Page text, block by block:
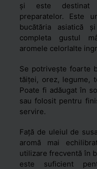
și este destinat
preparatelor. Este
bucătăria asiatică
completa gustul
aromele celorlalte
Se potrivește foarte
tăiței, orez, legume,
Poate fi adăugat în
sau folosit pentru
servire.
Față de uleiul de
aromă mai
utilizare frecventă în
este suficient